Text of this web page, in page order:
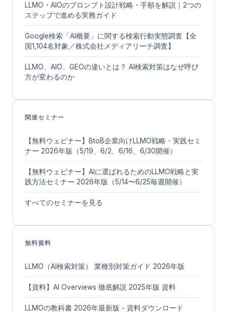
LLMO・AIOのプロンプト設計戦略・手順を解説｜2つの
ステップで進める実務ガイド
Google検索「AI概要」に関する検索行動実態調査【全
国1,104名対象／株式会社メディアリーチ調査】
LLMO、AIO、GEOの違いとは？ AI検索対策はなぜ呼び
方が変わるのか
関連セミナー
【無料ウェビナー】BtoB企業向けLLMO戦略・実践セミ
ナー 2026年版（5/19、6/2、6/16、6/30開催）
【無料ウェビナー】AIに選ばれるためのLLMO戦略と実
践方法セミナー 2026年版（5/14〜6/25毎週開催）
すべてのセミナーを見る
無料資料
LLMO（AI検索対策） 業種別対策ガイド 2026年版
【資料】AI Overviews 徹底解説 2025年版 資料
LLMOの教科書 2026年最新版 - 資料ダウンロード